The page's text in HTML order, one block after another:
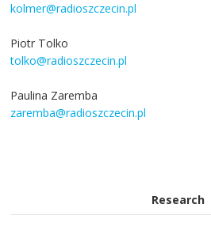
kolmer@radioszczecin.pl
Piotr Tolko
tolko@radioszczecin.pl
Paulina Zaremba
zaremba@radioszczecin.pl
Research